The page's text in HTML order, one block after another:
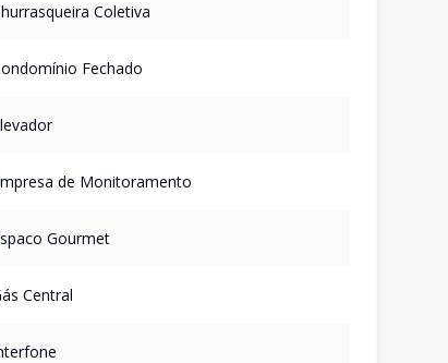
Coletiva
Fechado
de Monitoramento
Gourmet
Central